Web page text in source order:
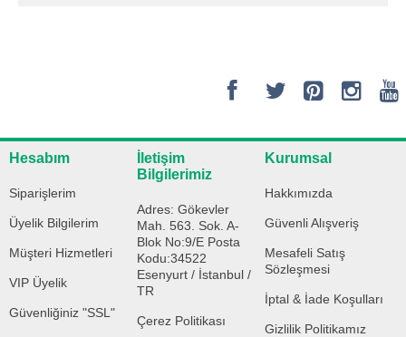
Hesabım
Siparişlerim
Üyelik Bilgilerim
Müşteri Hizmetleri
VIP Üyelik
Güvenliğiniz "SSL"
İletişim
Bilgilerimiz
Adres: Gökevler
Mah. 563. Sok. A-
Blok No:9/E Posta
Kodu:34522
Esenyurt / İstanbul /
TR
Çerez Politikası
Kurumsal
Hakkımızda
Güvenli Alışveriş
Mesafeli Satış
Sözleşmesi
İptal & İade Koşulları
Gizlilik Politikamız